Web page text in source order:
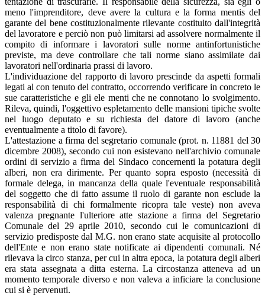
meno l'imprenditore, deve avere la cultura e la forma mentis del
garante del bene costituzionalmente rilevante costituito dall'integrità
del lavoratore e perciò non può limitarsi ad assolvere normalmente il
compito di informare i lavoratori sulle norme antinfortunistiche
previste, ma deve controllare che tali norme siano assimilate dai
lavoratori nell'ordinaria prassi di lavoro.
L'individuazione del rapporto di lavoro prescinde da aspetti formali
legati al con­ tenuto del contratto, occorrendo verificare in concreto le
sue caratteristiche e gli ele­ menti che ne connotano lo svolgimento.
Rileva, quindi, l'oggettivo espletamento delle mansioni tipiche svolte
nel luogo deputato e su richiesta del datore di lavoro (anche
eventualmente a titolo di favore).
L'attestazione a firma del segretario comunale (prot. n. 11881 del 30
dicembre 2008), secondo cui non esistevano nell'archivio comunale
ordini di servizio a firma del Sindaco concernenti la potatura degli
alberi, non era dirimente. Per quanto sopra esposto (necessità di
formale delega, in mancanza della quale l'eventuale responsabilità
del soggetto che di fatto assume il ruolo di garante non esclude la
responsabilità di chi formalmente ricopra tale veste) non aveva
valenza pregnante l'ulteriore atte­ stazione a firma del Segretario
Comunale del 29 aprile 2010, secondo cui le comunicazioni di
servizio predisposte dal M.G. non erano state acquisite al protocollo
dell'Ente e non erano state notificate ai dipendenti comunali. Né
rilevava la circo­ stanza, per cui in altra epoca, la potatura degli alberi
era stata assegnata a ditta esterna. La circostanza atteneva ad un
momento temporale diverso e non valeva a inficiare la conclusione
cui si è pervenuti.